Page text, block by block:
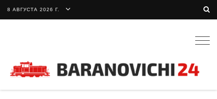
8 АВГУСТА 2026 Г.